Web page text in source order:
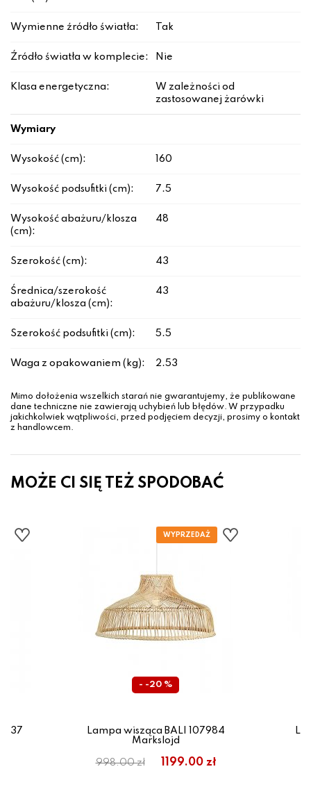
Wymienne źródło światła: Tak
Źródło światła w komplecie: Nie
Klasa energetyczna:
W zależności od
zastosowanej żarówki
Wymiary
Wysokość (cm): 160
Wysokość podsufitki (cm): 7.5
Wysokość abażuru/klosza
(cm):
48
Szerokość (cm): 43
Średnica/szerokość
abażuru/klosza (cm):
43
Szerokość podsufitki (cm): 5.5
Waga z opakowaniem (kg): 2.53
Mimo dołożenia wszelkich starań nie gwarantujemy, że publikowane
dane techniczne nie zawierają uchybień lub błędów. W przypadku
jakichkolwiek wątpliwości, przed podjęciem decyzji, prosimy o kontakt
z handlowcem.
MOŻE CI SIĘ TEŻ SPODOBAĆ
- -20 %
Lampa wisząca BALI 107984
Markslojd
998.00 zł 1199.00 zł